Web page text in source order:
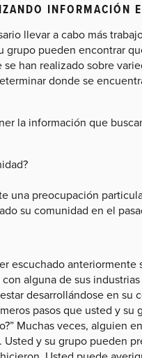
INFORMACIÓN
llevar a cabo más
grupo pueden encontrar
han realizado sobre
donde se
la información que
una preocupación
su comunidad en el
escuchado anteriormente
alguna de sus
desarrollándose en su
pasos que usted y su
Muchas veces, alguien
y su grupo pueden